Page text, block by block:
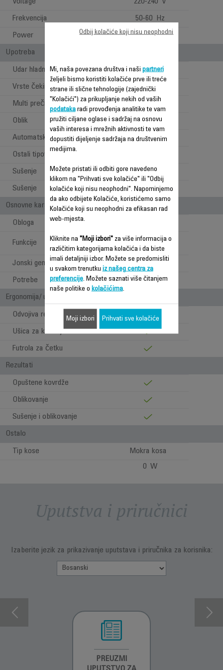
Frekvencija 50-60 Hz
Power 840-1000 W
Upotreba
Udar hladnog zraka
Vrste čekinja Prirodan
Multi prečnik
Oblik Okrugao
Automatsko rotiranje
Ostali tipovi
Sušenje
Sušenje
Osnovne karakteristike
Obloga
Funkcije
Grijanje, sušenje i
rotiranje
Jonski generator
Potrebe Povećajte volumen
Ergonomija/ udobnost pri upotrebi
Odvojiva rešetka
Ušica za kačenje
Futrola za četku
Rezultati
Opuštene kovrdže
Oblikovanje
Sušenje i oblikovanje
Ostalo
Tip kose
Mokra kosa
0 W
Uputstva i priručnici
Izaberite jezik za prikazivanje uputstava i priručnika za korisnika:
PREUZMI
Mi, naša povezana društva i naši partneri
željeli bismo koristiti kolačiće prve ili treće
strane ili slične tehnologije (zajednički
"Kolačići") za prikupljanje nekih od vaših
podatakaradi provođenja analitike te vam
pružiti ciljane oglase i sadržaj na osnovu
vaših interesa i mrežnih aktivnosti te vam
dopustiti dijeljenje sadržaja na društvenim
medijima.
Možete pristati ili odbiti gore navedeno
klikom na "Prihvati sve kolačiće" ili "Odbij
kolačiće koji nisu neophodni". Napominjemo
da ako odbijete Kolačiće, koristićemo samo
Kolačiće koji su neophodni za efikasan rad
web-mjesta.
Kliknite na "Moji izbori"za više informacija o
različitim kategorijama kolačića i da biste
imali detaljniji izbor. Možete se predomisliti
u svakom trenutku iz našeg centra za
preferencije. Možete saznati više čitanjem
naše politike o kolačićima.
Odbij kolačiće koji nisu neophodni
Moji izbori Prihvati sve kolačiće